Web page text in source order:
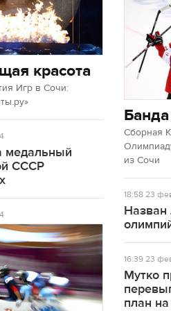
соревнований за
вот текст про
Олимпиады в
Знарока в
закрытия
красота
Игр в Сочи:
медальный
СССР
Сборная
из Сочи
18:5823
Назван
16:3923
Мутко
план